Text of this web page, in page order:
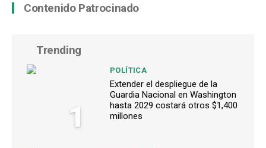
Contenido Patrocinado
Trending
1
POLÍTICA
Extender el despliegue de la
Guardia Nacional en Washington
hasta 2029 costará otros $1,400
millones